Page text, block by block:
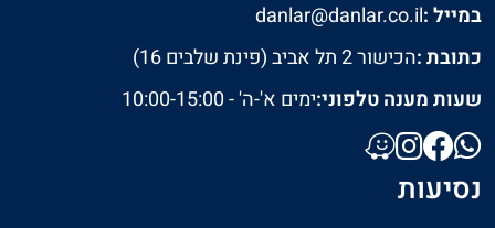
במייל :danlar@danlar.co.il
כתובת :הכישור 2 תל אביב (פינת שלבים 16)
שעות מענה טלפוני:ימים א'-ה' - 10:00-15:00
נסיעות